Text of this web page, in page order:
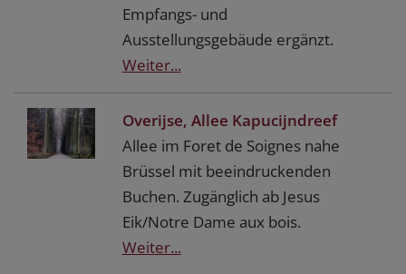
Empfangs- und
Ausstellungsgebäude ergänzt.
Weiter...
Overijse, Allee Kapucijndreef
Allee im Foret de Soignes nahe
Brüssel mit beeindruckenden
Buchen. Zugänglich ab Jesus
Eik/Notre Dame aux bois.
Weiter...